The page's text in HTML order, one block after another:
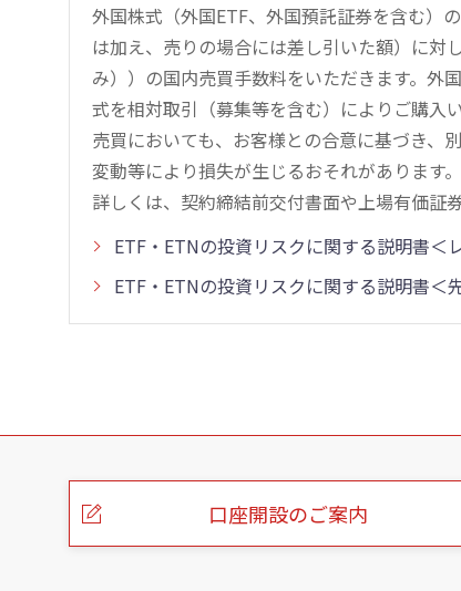
外国株式（外国ETF、外国預託証券を含む）
は加え、売りの場合には差し引いた額）に
み））の国内売買手数料をいただきます。外
式を相対取引（募集等を含む）によりご購入
売買においても、お客様との合意に基づき、
変動等により損失が生じるおそれがあります。
詳しくは、契約締結前交付書面や上場有価証
ETF・ETNの投資リスクに関する説明書＜
ETF・ETNの投資リスクに関する説明書＜
こ
口座開設のご案内